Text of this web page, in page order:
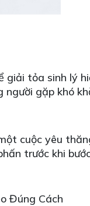
tỏa sinh lý
gặp khó
cuộc yêu
trước khi
Đúng Cách